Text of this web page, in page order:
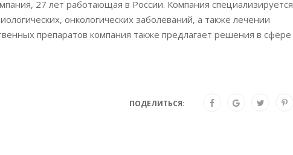
27 лет работающая в России. Компания специализируется
онкологических заболеваний, а также лечении
препаратов компания также предлагает решения в сфере
ПОДЕЛИТЬСЯ: